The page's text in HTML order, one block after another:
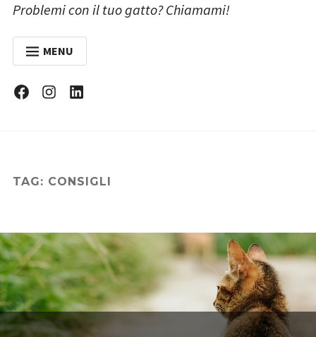
Problemi con il tuo gatto? Chiamami!
MENU
CONSIGLI
CURIOSITÀ
LIBRO FENG SHUI FELINO
Facebook
Profile
Instagram
Profile
Linkedin
Profile
TAG: CONSIGLI